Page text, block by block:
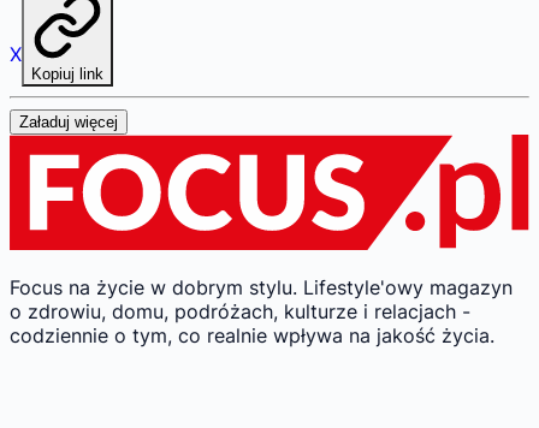
X
Kopiuj link
Załaduj więcej
Focus na życie w dobrym stylu. Lifestyle'owy magazyn
o zdrowiu, domu, podróżach, kulturze i relacjach -
codziennie o tym, co realnie wpływa na jakość życia.